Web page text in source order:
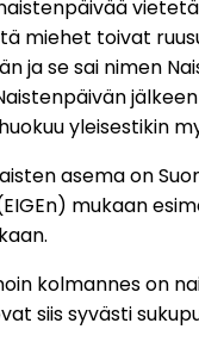
miehet toivat
ja se sai nimen
yleisestikin
asema on
mukaan
kolmannes on
siis syvästi